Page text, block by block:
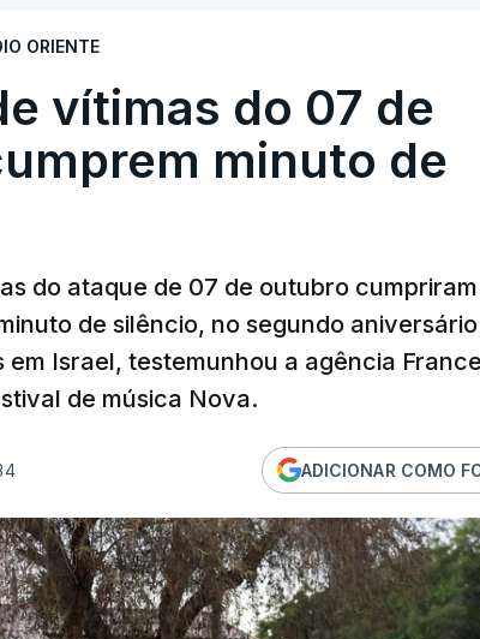
ORIENTE
vítimas do 07 de
minuto de
do ataque de 07 de outubro
de silêncio, no segundo
em Israel, testemunhou a agência
de música Nova.
ADICIONAR COMO